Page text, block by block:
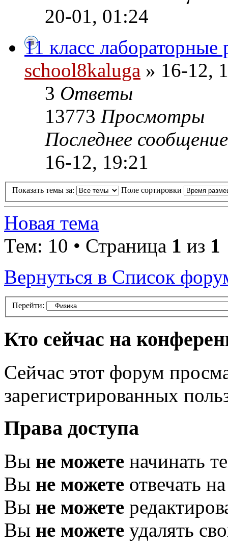
20-01, 01:24
11 класс лабораторные
school8kaluga » 16-12,
3 Ответы
13773 Просмотры
Последнее
16-12, 19:21
Показать темы за: Поле сортировки
Новая тема
Тем: 10 • Страница 1 из 1
Вернуться в Список
Перейти:
Кто сейчас на
Сейчас этот форум
зарегистрированных
Права доступа
Вы не можете начинать
Вы не можете отвечать
Вы не можете
Вы не можете удалять